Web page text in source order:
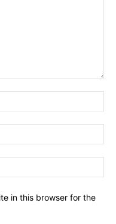
in this browser for the